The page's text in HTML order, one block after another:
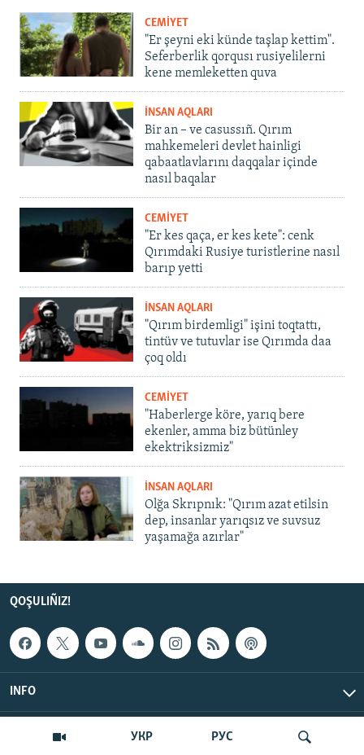
УКР РУС
CEMİYET
"Er şeyni eki künde taşlap kettim".
Seferberlik qorqusı rusiyelilerni
kene memleketten quva
İNSAN AQLARI
Bir an – ve casussıñ. Qırım
mahkemeleri devlet hainligi
qabaatlavlarını daqqalar içinde
nasıl baqalar
CEMİYET
"Er kes qaça, er kes kete": cenk
Qırımdaki Rusiye turistlerine nasıl
barıp yetti
İNSAN AQLARI
"Qırım birdemligi" işini toqtattı,
tintüv ve tutuvlar ise Qırımda daa
çoq oldı
CEMİYET
"Haberlerge köre, yarıq bere
ekenler, amma biz bütünley
ekektriksizmiz"
İNSAN AQLARI
Olğa Skrıpnık: "Qırım azat etilsin
dep, insanlar yarıqsız ve suvsuz
yaşamağa azırlar"
QOŞULIÑIZ!
INFO
© Qırım.Aqiqat, 2026 | All Rights Reserved.